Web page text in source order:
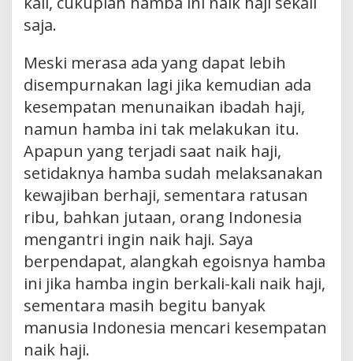
saja.
Meski merasa ada yang dapat lebih
disempurnakan lagi jika kemudian ada
kesempatan menunaikan ibadah haji,
namun hamba ini tak melakukan itu.
Apapun yang terjadi saat naik haji,
setidaknya hamba sudah melaksanakan
kewajiban berhaji, sementara ratusan
ribu, bahkan jutaan, orang Indonesia
mengantri ingin naik haji. Saya
berpendapat, alangkah egoisnya hamba
ini jika hamba ingin berkali-kali naik haji,
sementara masih begitu banyak
manusia Indonesia mencari kesempatan
naik haji.